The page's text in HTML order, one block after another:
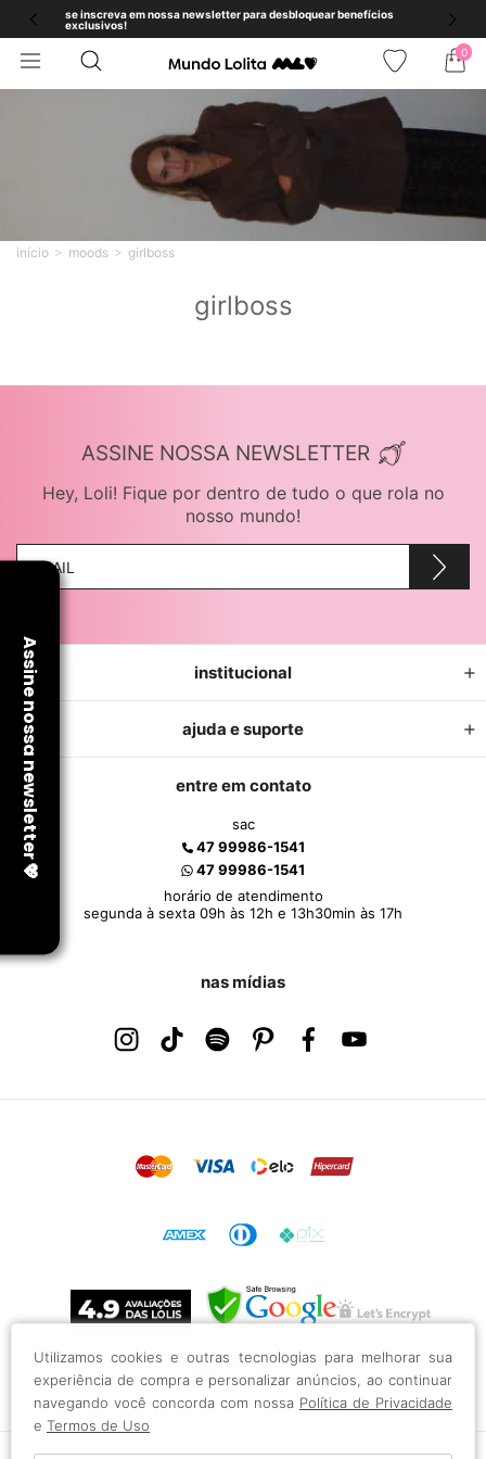
se inscreva em nossa newsletter para desbloquear benefícios
exclusivos!
0
Utilizamos cookies e outras tecnologias para melhorar sua
experiência de compra e personalizar anúncios, ao continuar
navegando você concorda com nossa Política de Privacidade
e Termos de Uso
início moods girlboss
girlboss
ASSINE NOSSA NEWSLETTER
Hey, Loli! Fique por dentro de tudo o que rola no
nosso mundo!
institucional
ajuda e suporte
entre em contato
sac
47 99986-1541
47 99986-1541
horário de atendimento
segunda à sexta 09h às 12h e 13h30min às 17h
nas mídias